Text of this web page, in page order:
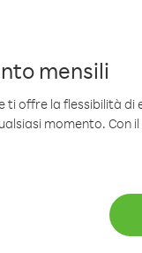
mensili
ti offre la flessibilità
momento.